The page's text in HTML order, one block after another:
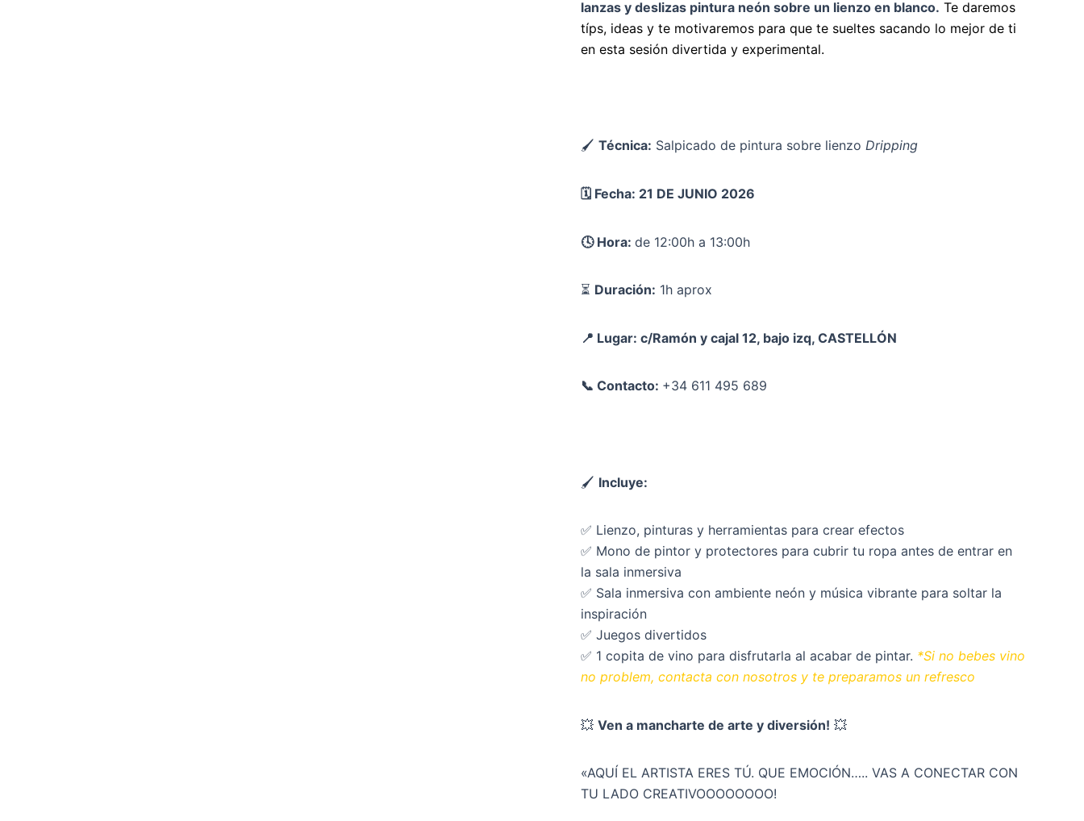
lanzas y deslizas pintura neón sobre un lienzo en blanco. Te daremos
típs, ideas y te motivaremos para que te sueltes sacando lo mejor de ti
en esta sesión divertida y experimental.
🖌 Técnica: Salpicado de pintura sobre lienzo Dripping
🗓️ Fecha: 21 DE JUNIO 2026
🕓 Hora: de 12:00h a 13:00h
⏳ Duración: 1h aprox
📍 Lugar: c/Ramón y cajal 12, bajo izq, CASTELLÓN
📞 Contacto: +34 611 495 689
🖌 Incluye:
✅ Lienzo, pinturas y herramientas para crear efectos
✅ Mono de pintor y protectores para cubrir tu ropa antes de entrar en
la sala inmersiva
✅ Sala inmersiva con ambiente neón y música vibrante para soltar la
inspiración
✅ Juegos divertidos
✅ 1 copita de vino para disfrutarla al acabar de pintar. *Si no bebes vino
no problem, contacta con nosotros y te preparamos un refresco
💥 Ven a mancharte de arte y diversión! 💥
«AQUÍ EL ARTISTA ERES TÚ. QUE EMOCIÓN….. VAS A CONECTAR CON
TU LADO CREATIVOOOOOOOO!